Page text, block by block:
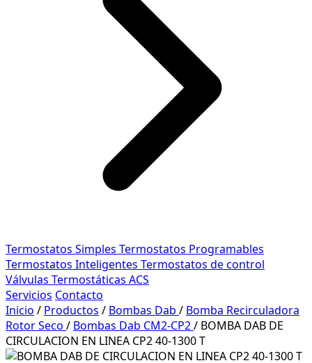
Termostatos Simples Termostatos Programables
Termostatos Inteligentes Termostatos de control
Válvulas Termostáticas ACS
Servicios Contacto
Inicio / Productos / Bombas Dab / Bomba Recirculadora
Rotor Seco / Bombas Dab CM2-CP2/ BOMBA DAB DE
CIRCULACION EN LINEA CP2 40-1300 T